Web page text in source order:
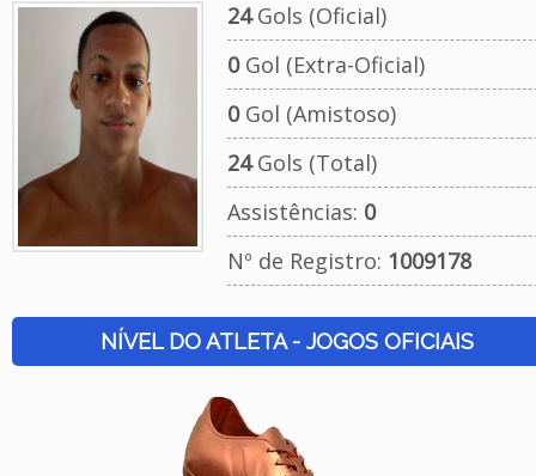
24Gols (Oficial)
0Gol (Extra-Oficial)
0Gol (Amistoso)
24Gols (Total)
Assistências: 0
Nº de Registro: 1009178
NÍVEL DO ATLETA - JOGOS OFICIAIS